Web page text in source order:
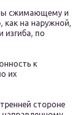
сжимающему и
на наружной,
изгиба, по
к
их
стороне